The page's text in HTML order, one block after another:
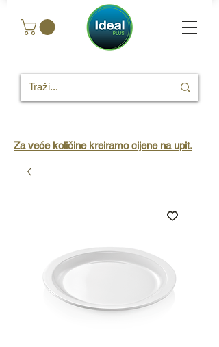
Za veće količine kreiramo cijene na upit.